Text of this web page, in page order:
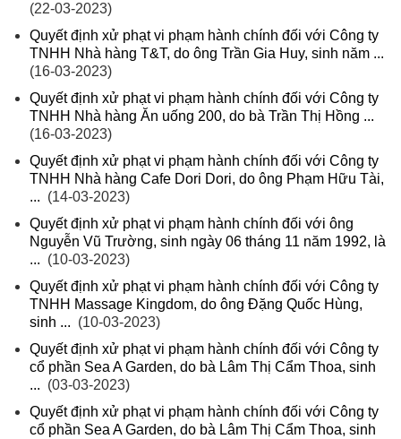
(22-03-2023)
Quyết định xử phạt vi phạm hành chính đối với Công ty
TNHH Nhà hàng T&T, do ông Trần Gia Huy, sinh năm ...
(16-03-2023)
Quyết định xử phạt vi phạm hành chính đối với Công ty
TNHH Nhà hàng Ăn uống 200, do bà Trần Thị Hồng ...
(16-03-2023)
Quyết định xử phạt vi phạm hành chính đối với Công ty
TNHH Nhà hàng Cafe Dori Dori, do ông Phạm Hữu Tài,
... (14-03-2023)
Quyết định xử phạt vi phạm hành chính đối với ông
Nguyễn Vũ Trường, sinh ngày 06 tháng 11 năm 1992, là
... (10-03-2023)
Quyết định xử phạt vi phạm hành chính đối với Công ty
TNHH Massage Kingdom, do ông Đặng Quốc Hùng,
sinh ... (10-03-2023)
Quyết định xử phạt vi phạm hành chính đối với Công ty
cổ phần Sea A Garden, do bà Lâm Thị Cẩm Thoa, sinh
... (03-03-2023)
Quyết định xử phạt vi phạm hành chính đối với Công ty
cổ phần Sea A Garden, do bà Lâm Thị Cẩm Thoa, sinh